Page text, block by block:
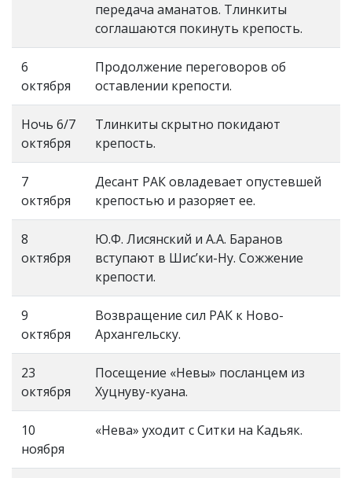
передача аманатов. Тлинкиты
соглашаются покинуть крепость.
6
октября
Продолжение переговоров об
оставлении крепости.
Ночь 6/7
октября
Тлинкиты скрытно покидают
крепость.
7
октября
Десант РАК овладевает опустевшей
крепостью и разоряет ее.
8
октября
Ю.Ф. Лисянский и А.А. Баранов
вступают в Шис’ки-Ну. Сожжение
крепости.
9
октября
Возвращение сил РАК к Ново-
Архангельску.
23
октября
Посещение «Невы» посланцем из
Хуцнуву-куана.
10
ноября
«Нева» уходит с Ситки на Кадьяк.